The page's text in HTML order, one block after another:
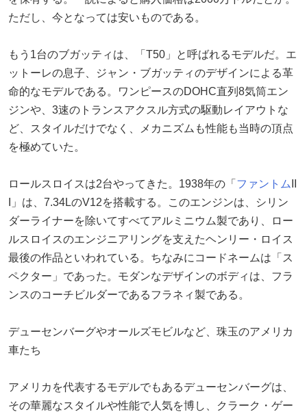
ただし、今となっては安いものである。
もう1台のブガッティは、「T50」と呼ばれるモデルだ。エ
ットーレの息子、ジャン・ブガッティのデザインによる革
命的なモデルである。ワンピースのDOHC直列8気筒エン
ジンや、3速のトランスアクスル方式の駆動レイアウトな
ど、スタイルだけでなく、メカニズムも性能も当時の頂点
を極めていた。
ロールスロイスは2台やってきた。1938年の「 ファントム
I」は、7.34LのV12を搭載する。このエンジンは、シリン
ダーライナーを除いてすべてアルミニウム製であり、ロー
ルスロイスのエンジニアリングを支えたヘンリー・ロイス
最後の作品といわれている。ちなみにコードネームは「ス
ペクター」であった。モダンなデザインのボディは、フラ
ンスのコーチビルダーであるフラネィ製である。
デューセンバーグやオールズモビルなど、珠玉のアメリカ
車たち
アメリカを代表するモデルでもあるデューセンバーグは、
その華麗なスタイルや性能で人気を博し、クラーク・ゲー